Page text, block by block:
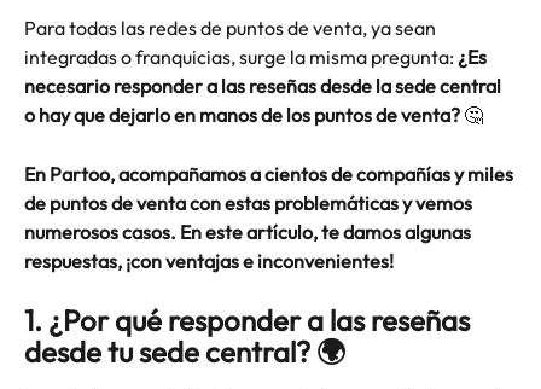
Para todas las redes de puntos de venta, ya sean
integradas o franquicias, surge la misma pregunta: ¿Es
necesario responder a las reseñas desde la sede central
o hay que dejarlo en manos de los puntos de venta? 🤔
En Partoo, acompañamos a cientos de compañías y miles
de puntos de venta con estas problemáticas y vemos
numerosos casos. En este artículo, te damos algunas
respuestas, ¡con ventajas e inconvenientes!
1. ¿Por qué responder a las reseñas
desde tu sede central? 🌍